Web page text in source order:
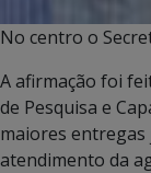
No centro o
A afirmação foi
de Pesquisa e
maiores entregas
atendimento da